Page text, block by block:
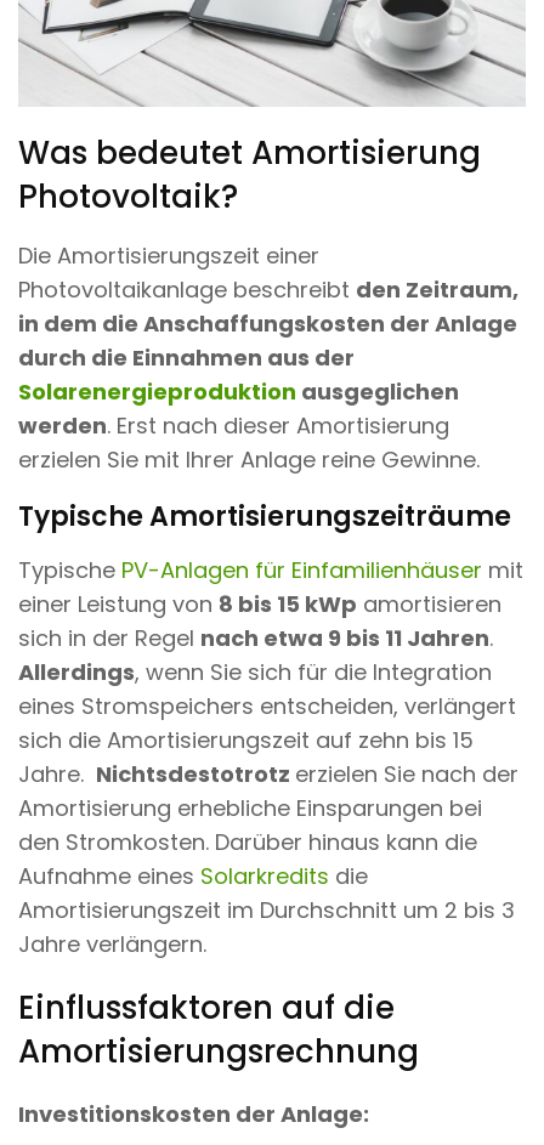
Was bedeutet Amortisierung
Photovoltaik?
Die Amortisierungszeit einer
Photovoltaikanlage beschreibt den Zeitraum,
in dem die Anschaffungskosten der Anlage
durch die Einnahmen aus der
Solarenergieproduktion ausgeglichen
werden. Erst nach dieser Amortisierung
erzielen Sie mit Ihrer Anlage reine Gewinne.
Typische Amortisierungszeiträume
Typische PV-Anlagen für Einfamilienhäuser mit
einer Leistung von 8 bis 15 kWp amortisieren
sich in der Regel nach etwa 9 bis 11 Jahren.
Allerdings, wenn Sie sich für die Integration
eines Stromspeichers entscheiden, verlängert
sich die Amortisierungszeit auf zehn bis 15
Jahre. Nichtsdestotrotz erzielen Sie nach der
Amortisierung erhebliche Einsparungen bei
den Stromkosten. Darüber hinaus kann die
Aufnahme eines Solarkredits die
Amortisierungszeit im Durchschnitt um 2 bis 3
Jahre verlängern.
Einflussfaktoren auf die
Amortisierungsrechnung
Investitionskosten der Anlage: